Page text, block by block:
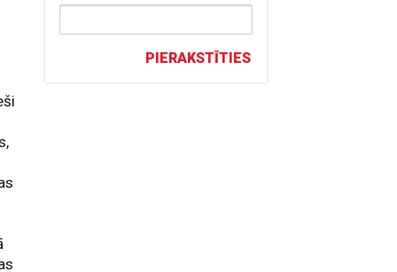
PIERAKSTĪTIES